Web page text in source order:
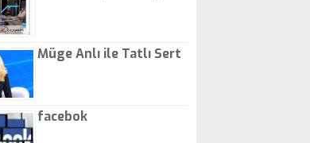
Müge Anlı ile Tatlı Sert
facebok